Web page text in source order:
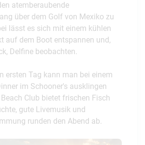
atemberaubende
über dem Golf von Mexiko zu
lässt es sich mit einem kühlen
auf dem Boot entspannen und,
Delfine beobachten.
ersten Tag kann man bei einem
im Schooner's ausklingen
Beach Club bietet frischen Fisch
gute Livemusik und
runden den Abend ab.